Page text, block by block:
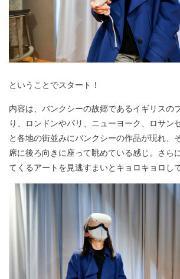
ということでスタート！
内容は、バンクシーの故郷であるイギリスの
り、ロンドンやパリ、ニューヨーク、ロサン
と各地の街並みにバンクシーの作品が現れ、
席に後ろ向きに座って眺めている感じ。さら
てくるアートを見逃すまいとキョロキョロし